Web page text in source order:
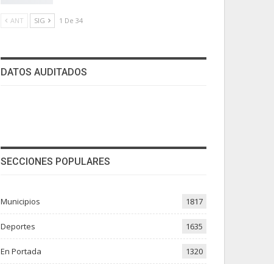
ANT SIG 1 De 34
DATOS AUDITADOS
SECCIONES POPULARES
Municipios 1817
Deportes 1635
En Portada 1320